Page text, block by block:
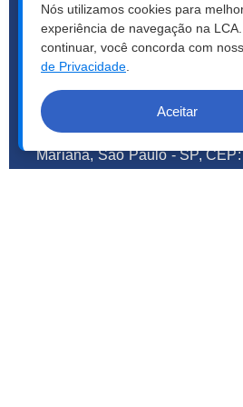
Emergencial das 19h às 8h30
Sábados, domingos e feriados:
atendimento emergencial 24hs
Rua Bartolomeu de Gusmão
Mariana, São Paulo - SP,
Nós utilizamos cookies para
experiência de navegação na
continuar, você concorda com
de Privacidade
Aceitar